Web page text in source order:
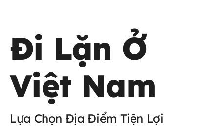
Liên Hệ
Đi Lặn Ở
Việt Nam
Lựa Chọn Địa Điểm Tiện Lợi